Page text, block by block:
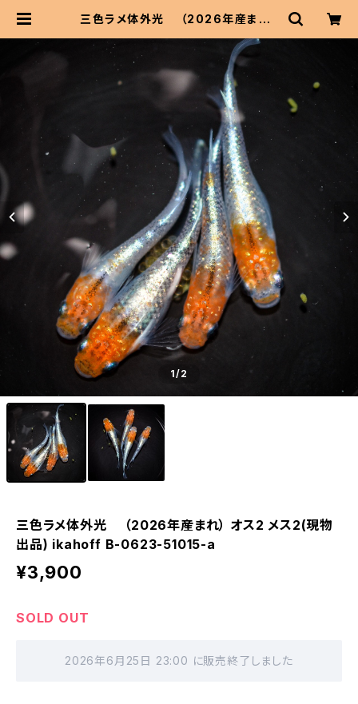
三色ラメ体外光 （2026年産まれ）
0623-51015-a | 伊香保フィッシュ
ファームBASEショップ
1/2
三色ラメ体外光 （2026年産まれ） オス2 メス2(現物
出品) ikahoff B-0623-51015-a
¥3,900
SOLD OUT
2026年6月25日 23:00 に販売終了しました